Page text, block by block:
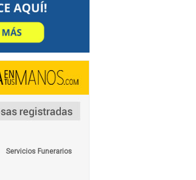
Servicios Funerarios